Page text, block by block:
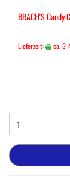
BRACH'S
Lieferzeit: ca. 3-